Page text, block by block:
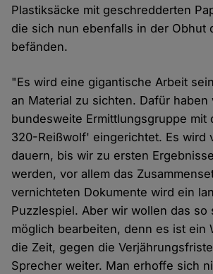
Plastiksäcke mit geschredderten
die sich nun ebenfalls in der Obhut
befänden.
"Es wird eine gigantische Arbeit
an Material zu sichten. Dafür haben
bundesweite Ermittlungsgruppe mit
320-Reißwolf' eingerichtet. Es wird
dauern, bis wir zu ersten
werden, vor allem das
vernichteten Dokumente wird ein
Puzzlespiel. Aber wir wollen das so
möglich bearbeiten, denn es ist ein
die Zeit, gegen die
Sprecher weiter. Man erhoffe sich